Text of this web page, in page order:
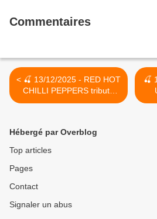
Commentaires
< 🍒 13/12/2025 - RED HOT
CHILLI PEPPERS tribute
band @ Rock Classic - 55,
Entrée gratuite / Free
🍒
Hébergé par Overblog
Top articles
Pages
Contact
Signaler un abus